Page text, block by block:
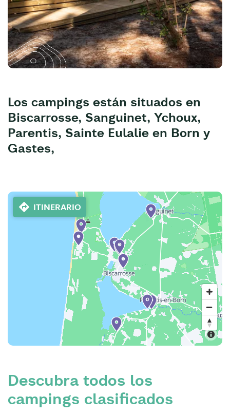
Los campings están situados en
Biscarrosse, Sanguinet, Ychoux,
Parentis, Sainte Eulalie en Born y
Gastes,
ITINERARIO
Descubra todos los
campings clasificados